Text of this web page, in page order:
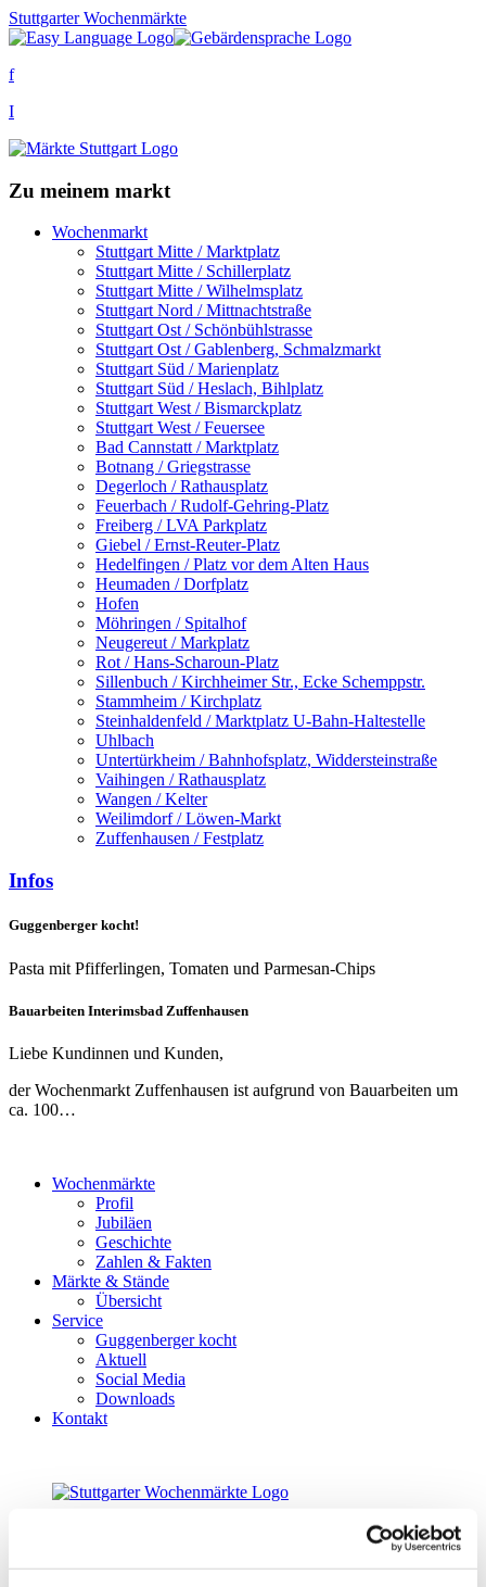
Stuttgarter Wochenmärkte
f
I
Zu meinem markt
Wochenmarkt
Stuttgart Mitte / Marktplatz
Stuttgart Mitte / Schillerplatz
Stuttgart Mitte / Wilhelmsplatz
Stuttgart Nord / Mittnachtstraße
Stuttgart Ost / Schönbühlstrasse
Stuttgart Ost / Gablenberg, Schmalzmarkt
Stuttgart Süd / Marienplatz
Stuttgart Süd / Heslach, Bihlplatz
Stuttgart West / Bismarckplatz
Stuttgart West / Feuersee
Bad Cannstatt / Marktplatz
Botnang / Griegstrasse
Degerloch / Rathausplatz
Feuerbach / Rudolf-Gehring-Platz
Freiberg / LVA Parkplatz
Giebel / Ernst-Reuter-Platz
Hedelfingen / Platz vor dem Alten Haus
Heumaden / Dorfplatz
Hofen
Möhringen / Spitalhof
Neugereut / Markplatz
Rot / Hans-Scharoun-Platz
Sillenbuch / Kirchheimer Str., Ecke Schemppstr.
Stammheim / Kirchplatz
Steinhaldenfeld / Marktplatz U-Bahn-Haltestelle
Uhlbach
Untertürkheim / Bahnhofsplatz, Widdersteinstraße
Vaihingen / Rathausplatz
Wangen / Kelter
Weilimdorf / Löwen-Markt
Zuffenhausen / Festplatz
Infos
Guggenberger kocht!
Pasta mit Pfifferlingen, Tomaten und Parmesan-Chips
Bauarbeiten Interimsbad Zuffenhausen
Liebe Kundinnen und Kunden,
der Wochenmarkt Zuffenhausen ist aufgrund von Bauarbeiten um
ca. 100…
Wochenmärkte
Profil
Jubiläen
Geschichte
Zahlen & Fakten
Märkte & Stände
Übersicht
Service
Guggenberger kocht
Aktuell
Social Media
Downloads
Kontakt